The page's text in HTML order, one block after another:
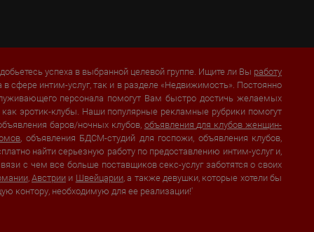
успеха в выбранной целевой группе. Ищите ли Вы работу
сфере интим-услуг, так и в разделе «Недвижимость». Постоянно
персонала помогут Вам быстро достичь желаемых
эротик-клубы. Наши популярные рекламные рубрики помогут
баров/ночных клубов, объявления для клубов женщин-
, объявления БДСМ-студий для госпожи, объявления клубов,
найти серьезную работу по предоставлению интим-услуг и,
с чем все больше поставщиков секс-услуг заботятся о своих
, Австрии и Швейцарии, а также девушки, которые хотели бы
контору, необходимую для ее реализации!'